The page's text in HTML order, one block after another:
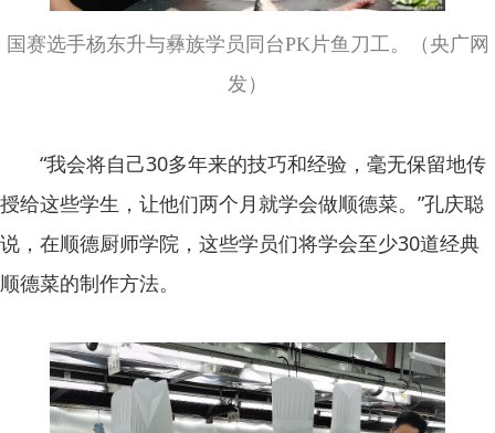
国赛选手杨东升与彝族学员同台PK片鱼刀工。（央广网
发）
“我会将自己30多年来的技巧和经验，毫无保留地传
授给这些学生，让他们两个月就学会做顺德菜。”孔庆聪
说，在顺德厨师学院，这些学员们将学会至少30道经典
顺德菜的制作方法。